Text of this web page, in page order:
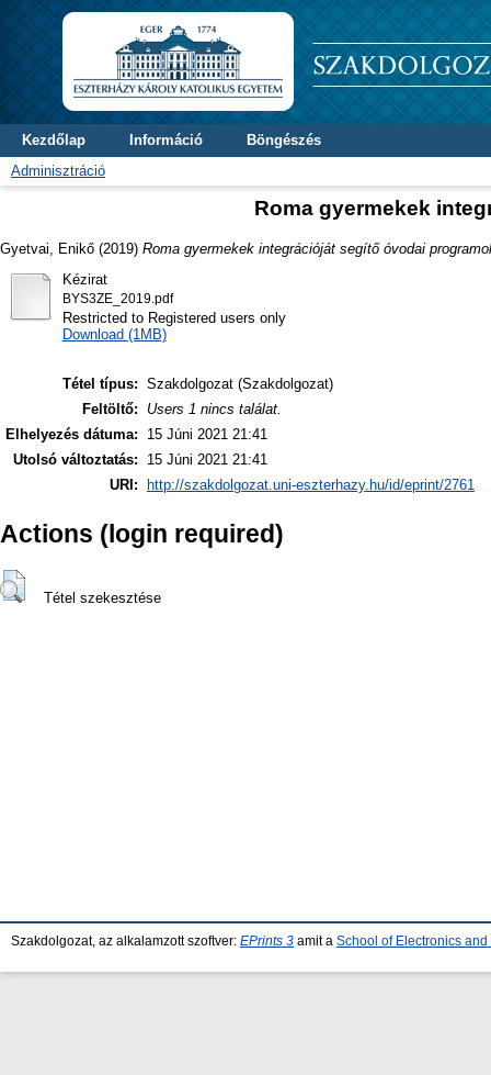
Kezdőlap Információ
Böngészés
Adminisztráció
Roma gyermekek
Gyetvai, Enikő (2019) Roma gyermekek integrációját segítő óvodai
Kézirat
BYS3ZE_2019.pdf
Restricted to Registered users only
Download (1MB)
Tétel típus: Szakdolgozat (Szakdolgozat)
Feltöltő:
Users 1 nincs találat.
Elhelyezés dátuma:
15 Júni 2021 21:41
Utolsó változtatás:
15 Júni 2021 21:41
URI:
http://szakdolgozat.uni-eszterhazy.hu/id/eprint/2761
Actions (login required)
Tétel szekesztése
Szakdolgozat, az alkalamzott szoftver: EPrints 3 amit a School of Electronics